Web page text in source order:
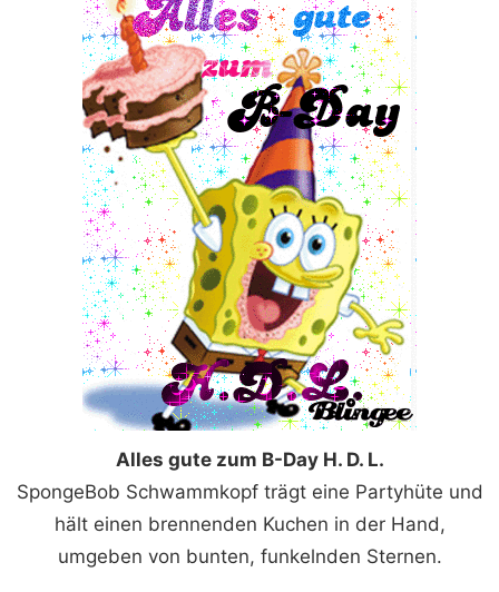
Alles gute zum B-Day H. D. L.
SpongeBob Schwammkopf trägt eine Partyhüte und
hält einen brennenden Kuchen in der Hand,
umgeben von bunten, funkelnden Sternen.